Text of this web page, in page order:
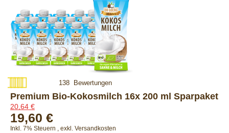
Bewertung:
99%
138 Bewertungen
Premium Bio-Kokosmilch 16x 200 ml Sparpaket
20,64 €
19,60 €
Inkl. 7% Steuern , exkl. Versandkosten